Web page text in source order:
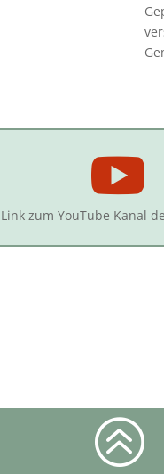

Link zum YouTube Kanal
>